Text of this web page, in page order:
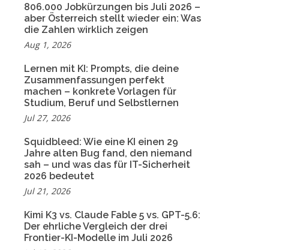
806.000 Jobkürzungen bis Juli 2026 –
aber Österreich stellt wieder ein: Was
die Zahlen wirklich zeigen
Aug 1, 2026
Lernen mit KI: Prompts, die deine
Zusammenfassungen perfekt
machen – konkrete Vorlagen für
Studium, Beruf und Selbstlernen
Jul 27, 2026
Squidbleed: Wie eine KI einen 29
Jahre alten Bug fand, den niemand
sah – und was das für IT-Sicherheit
2026 bedeutet
Jul 21, 2026
Kimi K3 vs. Claude Fable 5 vs. GPT-5.6:
Der ehrliche Vergleich der drei
Frontier-KI-Modelle im Juli 2026